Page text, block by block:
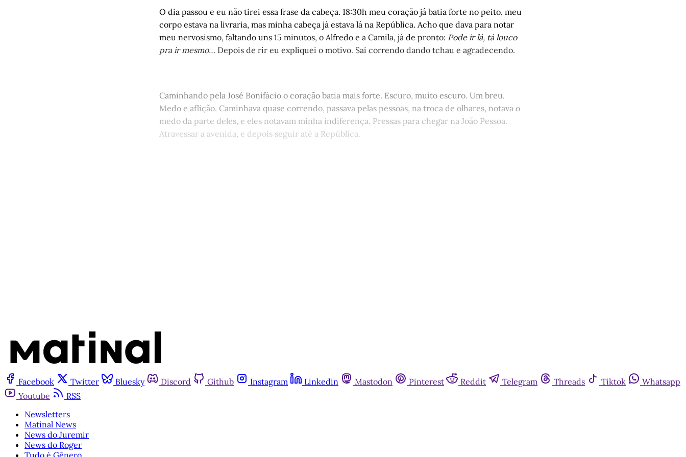
O dia passou e eu não tirei essa frase da cabeça. 18:30h meu coração já batia forte no peito, meu
corpo estava na livraria, mas minha cabeça já estava lá na República. Acho que dava para notar
meu nervosismo, faltando uns 15 minutos, o Alfredo e a Camila, já de pronto: Pode ir lá, tá louco
pra ir mesmo… Depois de rir eu expliquei o motivo. Saí correndo dando tchau e agradecendo.
Caminhando pela José Bonifácio o coração batia mais forte. Escuro, muito escuro. Um breu.
Medo e aflição. Caminhava quase correndo, passava pelas pessoas, na troca de olhares, notava o
medo da parte deles, e eles notavam minha indiferença. Pressas para chegar na João Pessoa.
Atravessar a avenida, e depois seguir até a República.
Facebook Twitter Bluesky Discord Github Instagram Linkedin Mastodon Pinterest Reddit Telegram Threads Tiktok
Whatsapp
Youtube
RSS
Newsletters
Matinal News
News do Juremir
News do Roger
Tudo é Gênero